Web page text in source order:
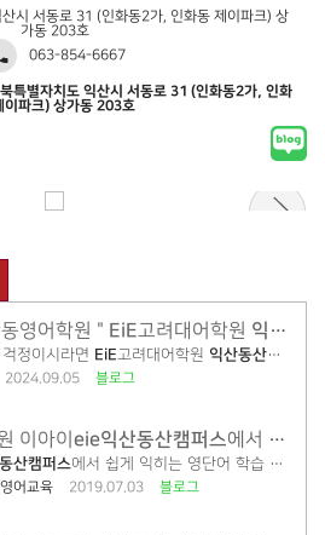
시 서동로 31 (인화동2가, 인화동 제이파크) 상
가동 203호
063-854-6667
특별자치도 익산시 서동로 31 (인화동2가, 인화
이파크) 상가동 203호
동영어학원 " EiE고려대어학원 익산
정이시라면 EiE고려대어학원 익산동산캠퍼스
2024.09.05 블로그
이아이 eie익산동산캠퍼스에서 알려드립니다.
동산캠퍼스에서 쉽게 익히는 영단어 학습 꿀팁을 알려드립니다. 초등중등영어는 시작이 중요합니다. SKY를 넘어 세계를 향한 우리아이 영어는 이아이
어교육 2019.07.03 블로그